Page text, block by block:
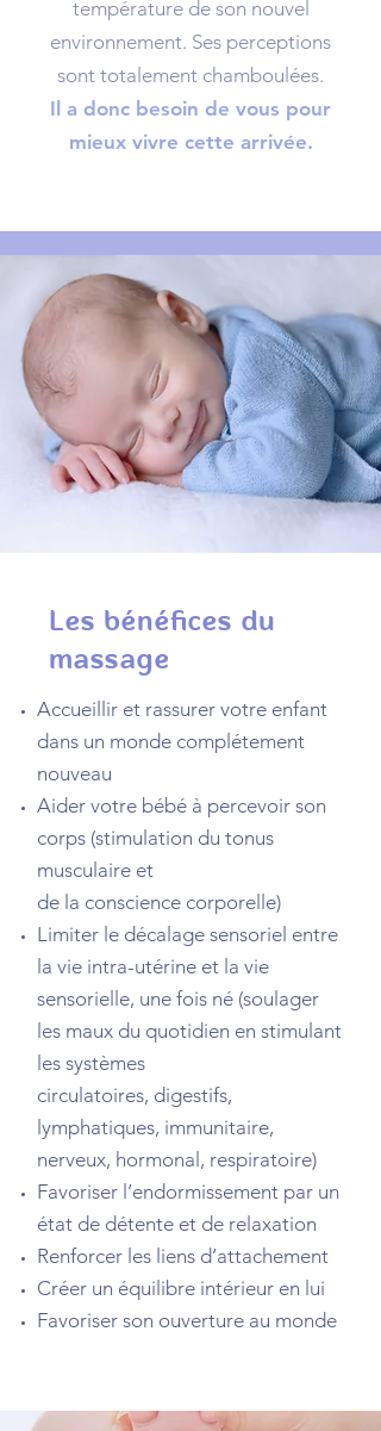
température de son nouvel
environnement. Ses perceptions
sont totalement chamboulées.
Il a donc besoin de vous pour
mieux vivre cette arrivée.
Les bénéfices du
massage
Accueillir et rassurer votre enfant
dans un monde complétement
nouveau
Aider votre bébé à percevoir son
corps (stimulation du tonus
musculaire et
de la conscience corporelle)
Limiter le décalage sensoriel entre
la vie intra-utérine et la vie
sensorielle, une fois né (soulager
les maux du quotidien en stimulant
les systèmes
circulatoires, digestifs,
lymphatiques, immunitaire,
nerveux, hormonal, respiratoire)
Favoriser l’endormissement par un
état de détente et de relaxation
Renforcer les liens d’attachement
Créer un équilibre intérieur en lui
Favoriser son ouverture au monde